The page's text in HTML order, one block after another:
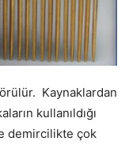
Kaynaklardan
kullanıldığı
demircilikte çok